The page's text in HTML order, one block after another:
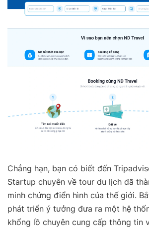
Chẳng hạn, bạn có biết đến
Startup chuyên về tour du lịch đã
minh chứng điển hình của thế giới.
phát triển ý tưởng đưa ra một hệ
khổng lồ chuyên cung cấp thông tin